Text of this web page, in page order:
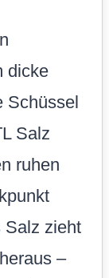
dicke
Schüssel
Salz
ruhen
Salz zieht
–